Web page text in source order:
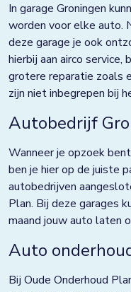
Franeker
Goor
Grave
Groningen
Grootebroek
Haaksbergen
Hardenberg
Heerjansdam
Helmond
Hengelo
In garage Groningen
worden voor elke auto.
deze garage je ook
hierbij aan airco service,
grotere reparatie zoals
zijn niet inbegrepen bij
Autobedrijf
Wanneer je opzoek
ben je hier op de juiste
autobedrijven
Plan. Bij deze garages
maand jouw auto laten
Auto
Bij Oude Onderhoud